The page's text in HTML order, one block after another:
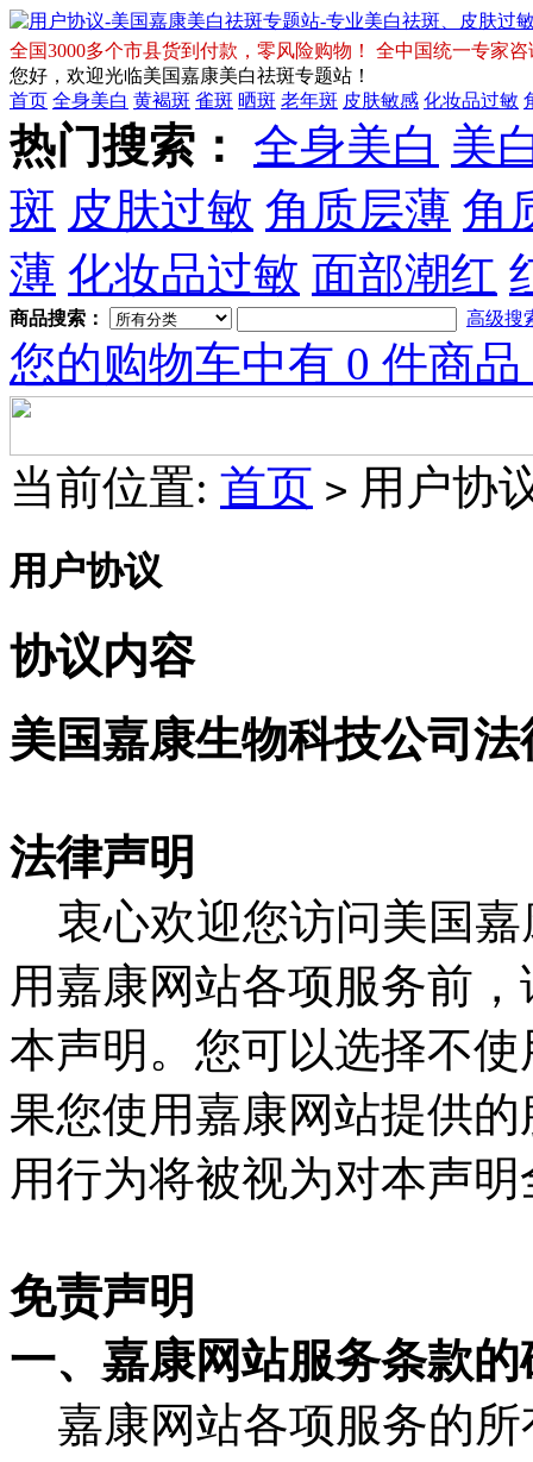
全国3000多个市县货到付款，零风险购物！ 全中国统一专家咨
您好，欢迎光临美国嘉康美白祛斑专题站！
首页 全身美白 黄褐斑 雀斑 晒斑 老年斑 皮肤敏感 化妆品过敏
热门搜索： 全身美白 美
斑 皮肤过敏 角质层薄 角
薄 化妆品过敏 面部潮红
商品搜索： 高级搜
您的购物车中有 0 件商
当前位置: 首页 > 用户协
用户协议
协议内容
美国嘉康生物科技公司法
法律声明
衷心欢迎您访问美国嘉
用嘉康网站各项服务前
本声明。您可以选择不
果您使用嘉康网站提供
用行为将被视为对本声
免责声明
一、嘉康网站服务条款
嘉康网站各项服务的所